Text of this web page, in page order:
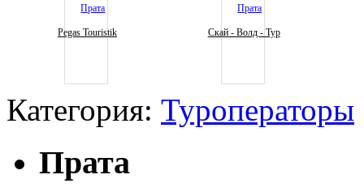
Pegas Touristik Скай - Волд - Тур
Категория: Туроператоры
Прата